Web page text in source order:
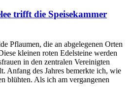
trifft die Speisekammer
Pflaumen, die an abgelegenen Orten
kleinen roten Edelsteine werden
in den zentralen Vereinigten
Anfang des Jahres bemerkte ich, wie
blühten. Als ich am vergangenen